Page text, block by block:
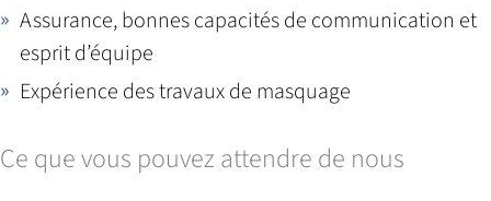
Assurance, bonnes capacités de communication et
esprit d’équipe
Expérience des travaux de masquage
Ce que vous pouvez attendre de nous